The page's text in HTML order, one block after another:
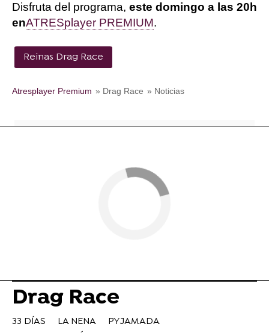
Disfruta del programa, este domingo a las 20h
enATRESplayer PREMIUM.
Reinas Drag Race
Atresplayer Premium » Drag Race » Noticias
Drag Race
33 DÍAS LA NENA
PYJAMADA